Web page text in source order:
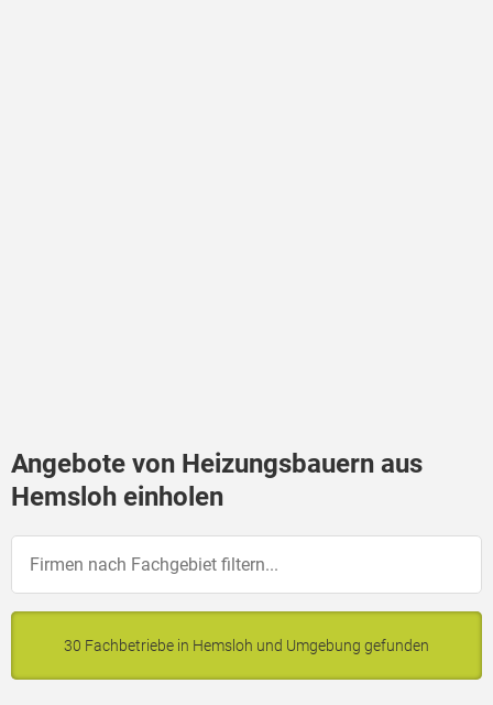
Angebote von Heizungsbauern aus
Hemsloh einholen
30 Fachbetriebe in Hemsloh und Umgebung gefunden